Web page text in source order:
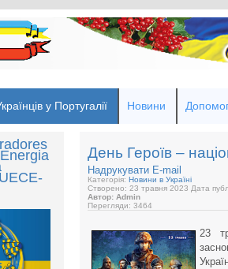
у Португалії Новини
День Героїв –
Надрукувати E-mail
Категорія: Новини в Україні
Створено: 23 травня 2023 Дата
Автор: Admin
Перегляди: 3464
23